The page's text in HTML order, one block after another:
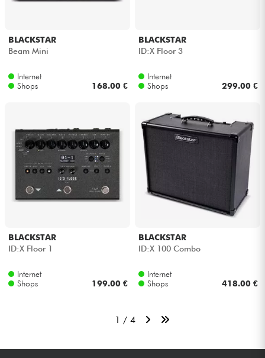
BLACKSTAR
Beam Mini
Internet
Shops
168.00 €
BLACKSTAR
ID:X Floor 3
Internet
Shops
299.00 €
BLACKSTAR
ID:X Floor 1
Internet
Shops
199.00 €
BLACKSTAR
ID:X 100 Combo
Internet
Shops
418.00 €
1 / 4